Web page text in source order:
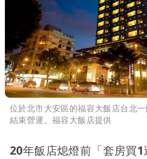
位於北市大安區的福容大飯店台北
結束營運。福容大飯店提供
20年飯店熄燈前「套房買1